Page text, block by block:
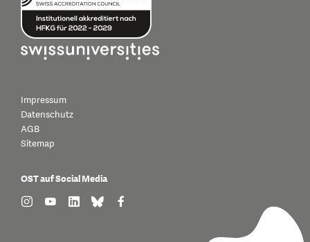
Impressum
Datenschutz
AGB
Sitemap
OST auf Social Media
find us on: instagram
find us on: youtube
find us on: linkedin
find us on: bluesky
find us on: facebook